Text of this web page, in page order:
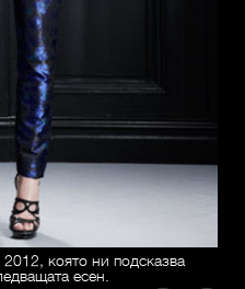
която ни подсказва
есен.